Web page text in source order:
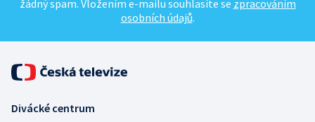
žádný spam. Vložením e-mailu souhlasíte se zpracováním
osobních údajů.